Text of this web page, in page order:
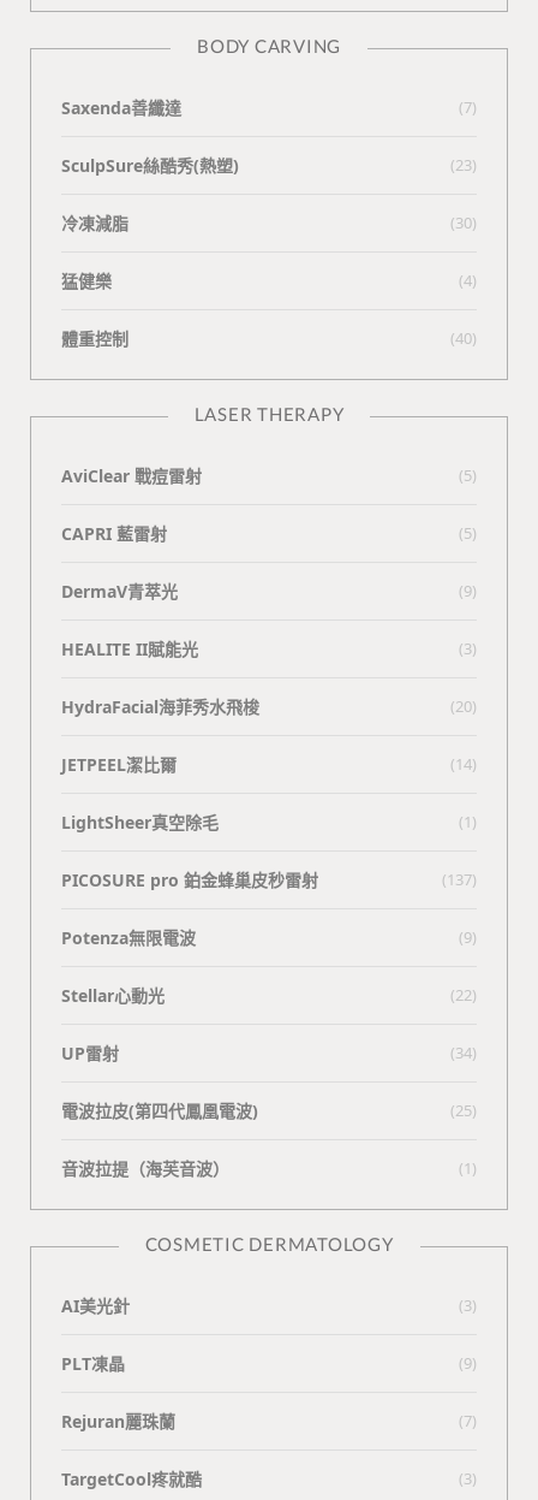
BODY CARVING
Saxenda善纖達 (7)
SculpSure絲酷秀(熱塑) (23)
冷凍減脂 (30)
猛健樂 (4)
體重控制 (40)
LASER THERAPY
AviClear 戰痘雷射 (5)
CAPRI 藍雷射 (5)
DermaV青萃光 (9)
HEALITE II賦能光 (3)
HydraFacial海菲秀水飛梭 (20)
JETPEEL潔比爾 (14)
LightSheer真空除毛 (1)
PICOSURE pro 鉑金蜂巢皮秒雷射 (137)
Potenza無限電波 (9)
Stellar心動光 (22)
UP雷射 (34)
電波拉皮(第四代鳳凰電波) (25)
⾳波拉提（海芙⾳波） (1)
COSMETIC DERMATOLOGY
AI美光針 (3)
PLT凍晶 (9)
Rejuran麗珠蘭 (7)
TargetCool疼就酷 (3)